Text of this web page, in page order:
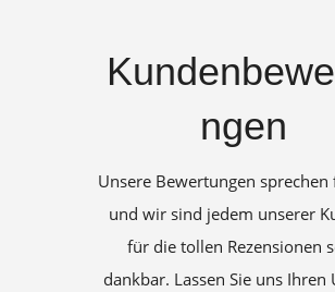
ngen
Unsere Bewertungen sprechen
und wir sind jedem unserer
für die tollen Rezensionen
dankbar. Lassen Sie uns Ihren